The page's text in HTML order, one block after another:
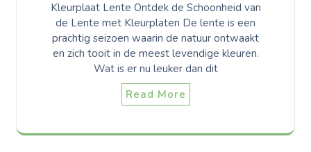
Kleurplaat Lente Ontdek de Schoonheid van
de Lente met Kleurplaten De lente is een
prachtig seizoen waarin de natuur ontwaakt
en zich tooit in de meest levendige kleuren.
Wat is er nu leuker dan dit
Read More